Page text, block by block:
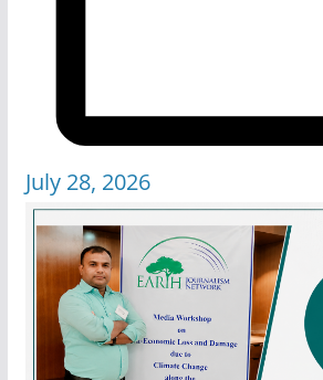
July 28, 2026